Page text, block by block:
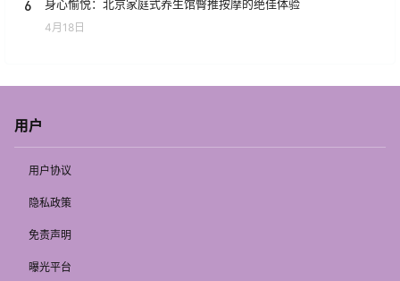
6 身心愉悦：北京家庭式养生馆臀推按摩的绝佳体验
4月18日
用户
用户协议
隐私政策
免责声明
曝光平台